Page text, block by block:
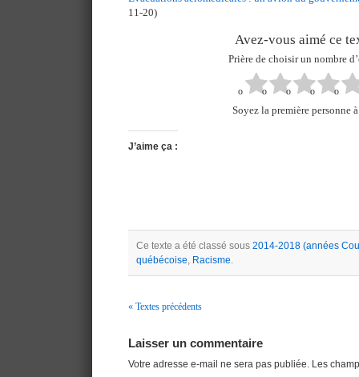
11-20)
Avez-vous aimé ce
Prière de choisir un nombre
Soyez la première personne
J’aime ça :
Ce texte a été classé sous 2014-2018 (années
québécoise, Racisme.
« Textes précédents
Laisser un commentaire
Votre adresse e-mail ne sera pas publiée. Les